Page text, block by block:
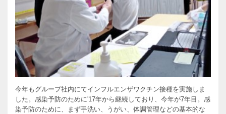
今年もグループ社内にてインフルエンザワクチン接種を実施しま
した。感染予防のために'17年から継続しており、今年が7年目。感
染予防のために、まず手洗い、うがい、体調管理などの基本的な